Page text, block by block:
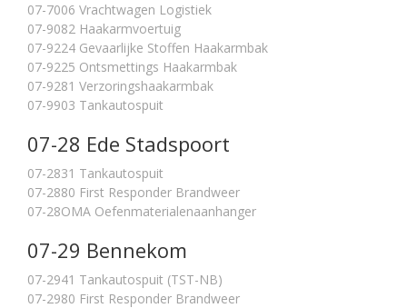
07-7006 Vrachtwagen Logistiek
07-9082 Haakarmvoertuig
07-9224 Gevaarlijke Stoffen Haakarmbak
07-9225 Ontsmettings Haakarmbak
07-9281 Verzoringshaakarmbak
07-9903 Tankautospuit
07-28 Ede Stadspoort
07-2831 Tankautospuit
07-2880 First Responder Brandweer
07-28OMA Oefenmaterialenaanhanger
07-29 Bennekom
07-2941 Tankautospuit (TST-NB)
07-2980 First Responder Brandweer